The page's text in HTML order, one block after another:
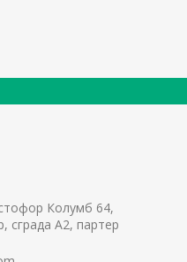
Колумб 64,
сграда А2, партер